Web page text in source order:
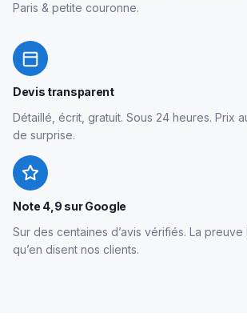
Paris & petite couronne.
Devis transparent
Détaillé, écrit, gratuit. Sous 24 heures. Prix
de surprise.
Note 4,9 sur Google
Sur des centaines d’avis vérifiés. La preuve
qu’en disent nos clients.